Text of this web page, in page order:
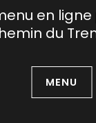
en
du
MENU